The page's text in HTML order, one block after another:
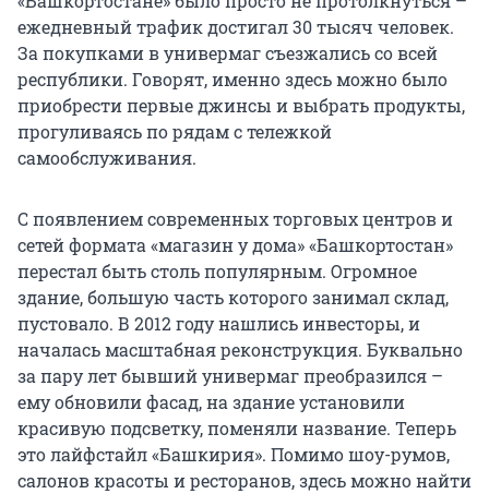
ежедневный трафик достигал 30 тысяч человек.
За покупками в универмаг съезжались со всей
республики. Говорят, именно здесь можно было
приобрести первые джинсы и выбрать продукты,
прогуливаясь по рядам с тележкой
самообслуживания.
С появлением современных торговых центров и
сетей формата «магазин у дома» «Башкортостан»
перестал быть столь популярным. Огромное
здание, большую часть которого занимал склад,
пустовало. В 2012 году нашлись инвесторы, и
началась масштабная реконструкция. Буквально
за пару лет бывший универмаг преобразился –
ему обновили фасад, на здание установили
красивую подсветку, поменяли название. Теперь
это лайфстайл «Башкирия». Помимо шоу-румов,
салонов красоты и ресторанов, здесь можно найти